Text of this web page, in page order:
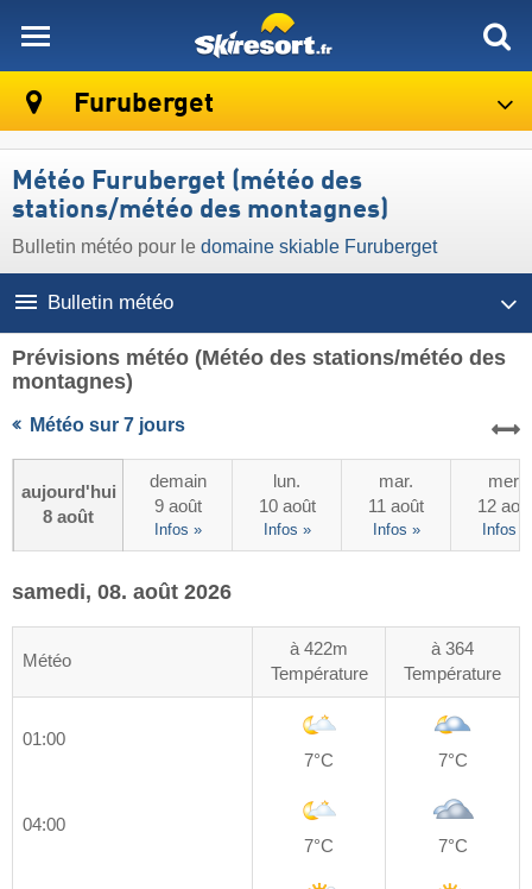
Furuberget
Météo Furuberget (météo des
stations/météo des montagnes)
Bulletin météo pour le domaine skiable Furuberget
Bulletin météo
Prévisions météo (Météo des stations/météo des
montagnes)
Météo sur 7 jours
aujourd'hui
8 août
demain
9 août
Infos »
lun.
10 août
Infos »
mar.
11 août
Infos »
mer.
12
Infos »
samedi, 08. août 2026
Météo
à 422m
Température
à 364
Température
01:00
7°C
7°C
04:00
7°C
7°C